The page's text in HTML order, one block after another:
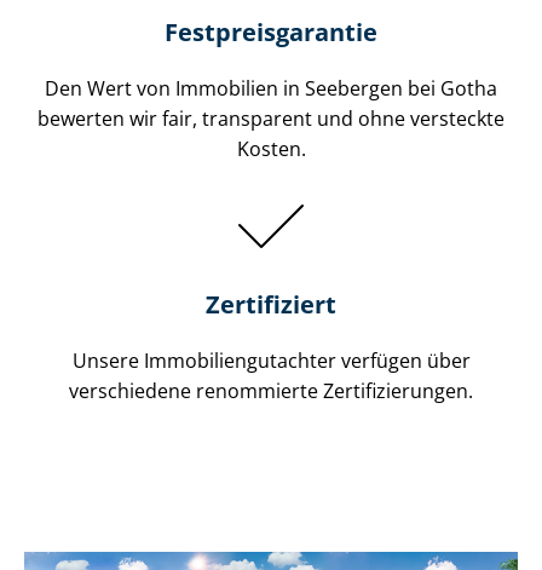
Festpreis​garantie
Den Wert von Immobilien in Seebergen bei Gotha
bewerten wir fair, transparent und ohne versteckte
Kosten.
Zertifiziert
Unsere Immobilien­gutachter verfügen über
verschiedene renommierte Zer­ti­fi­zie­run­gen.